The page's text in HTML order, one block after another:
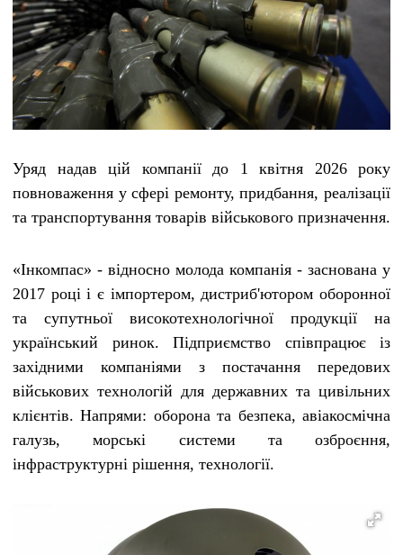
Уряд надав цій компанії до 1 квітня 2026 року
повноваження у сфері ремонту, придбання, реалізації
та транспортування товарів військового призначення.
«Інкомпас» - відносно молода компанія - заснована у
2017 році і є імпортером, дистриб'ютором оборонної
та супутньої високотехнологічної продукції на
український ринок. Підприємство співпрацює із
західними компаніями з постачання передових
військових технологій для державних та цивільних
клієнтів. Напрями: оборона та безпека, авіакосмічна
галузь, морські системи та озброєння,
інфраструктурні рішення, технології.